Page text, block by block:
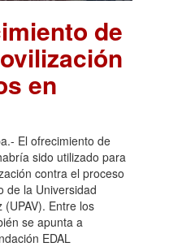
de
en
El ofrecimiento de
sido utilizado para
contra el proceso
de la Universidad
Entre los
se apunta a
EDAL